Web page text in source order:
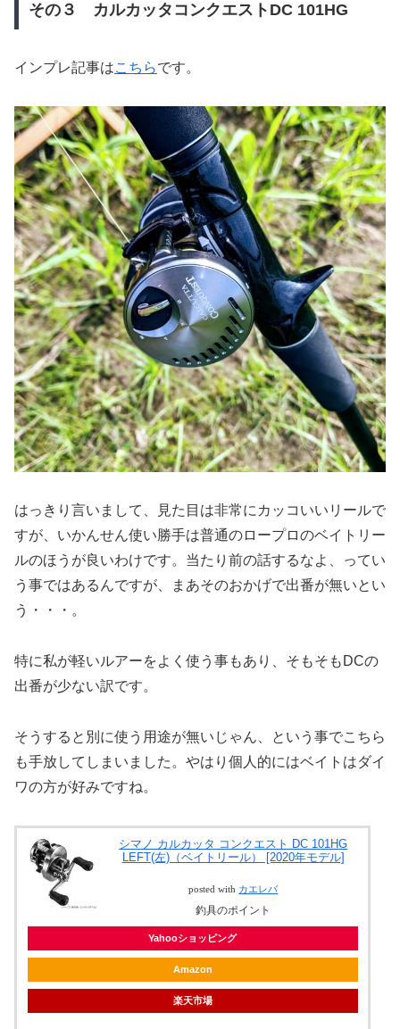
その３ カルカッタコンクエストDC 101HG
インプレ記事はこちらです。
はっきり言いまして、見た目は非常にカッコいいリールで
すが、いかんせん使い勝手は普通のロープロのベイトリー
ルのほうが良いわけです。当たり前の話するなよ、ってい
う事ではあるんですが、まあそのおかげで出番が無いとい
う・・・。
特に私が軽いルアーをよく使う事もあり、そもそもDCの
出番が少ない訳です。
そうすると別に使う用途が無いじゃん、という事でこちら
も手放してしまいました。やはり個人的にはベイトはダイ
ワの方が好みですね。
シマノ カルカッタ コンクエスト DC 101HG
LEFT(左)（ベイトリール） [2020年モデル]
posted with カエレバ
釣具のポイント
Yahooショッピング
Amazon
楽天市場